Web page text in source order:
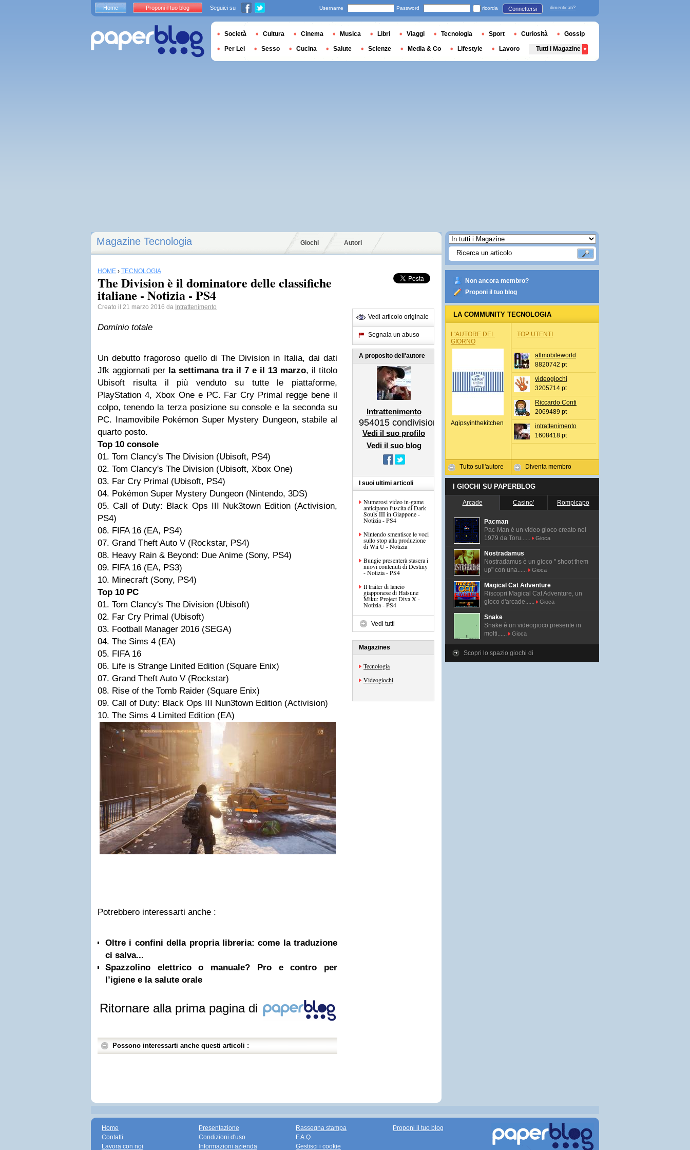
Magazine Tecnologia Giochi Autori
HOME › TECNOLOGIA
The Division è il dominatore delle classifiche
italiane - Notizia - PS4
Creato il 21 marzo 2016 da Intrattenimento
Dominio totale
Un debutto fragoroso quello di The Division in Italia, dai dati
Jfk aggiornati per la settimana tra il 7 e il 13 marzo, il titolo
Ubisoft risulta il più venduto su tutte le piattaforme,
PlayStation 4, Xbox One e PC. Far Cry Primal regge bene il
colpo, tenendo la terza posizione su console e la seconda su
PC. Inamovibile Pokémon Super Mystery Dungeon, stabile al
quarto posto.
Top 10 console
01. Tom Clancy's The Division (Ubisoft, PS4)
02. Tom Clancy's The Division (Ubisoft, Xbox One)
03. Far Cry Primal (Ubisoft, PS4)
04. Pokémon Super Mystery Dungeon (Nintendo, 3DS)
05. Call of Duty: Black Ops III Nuk3town Edition (Activision,
PS4)
06. FIFA 16 (EA, PS4)
07. Grand Theft Auto V (Rockstar, PS4)
08. Heavy Rain & Beyond: Due Anime (Sony, PS4)
09. FIFA 16 (EA, PS3)
10. Minecraft (Sony, PS4)
Top 10 PC
01. Tom Clancy's The Division (Ubisoft)
02. Far Cry Primal (Ubisoft)
03. Football Manager 2016 (SEGA)
04. The Sims 4 (EA)
05. FIFA 16
06. Life is Strange Linited Edition (Square Enix)
07. Grand Theft Auto V (Rockstar)
08. Rise of the Tomb Raider (Square Enix)
09. Call of Duty: Black Ops III Nun3town Edition (Activision)
10. The Sims 4 Limited Edition (EA)
Potrebbero interessarti anche :
Oltre i confini della propria libreria: come la traduzione
ci salva...
Spazzolino elettrico o manuale? Pro e contro per
l’igiene e la salute orale
Ritornare alla prima pagina di
Possono interessarti anche questi articoli :
Vedi articolo originale
Segnala un abuso
A proposito dell'autore
Intrattenimento
954015 condivisioni
Vedi il suo profilo
Vedi il suo blog
I suoi ultimi articoli
Numerosi video in-game
anticipano l'uscita di Dark
Souls III in Giappone -
Notizia - PS4
Nintendo smentisce le voci
sullo stop alla produzione
di Wii U - Notizia
Bungie presenterà stasera i
nuovi contenuti di Destiny
- Notizia - PS4
Il trailer di lancio
giapponese di Hatsune
Miku: Project Diva X -
Notizia - PS4
Vedi tutti
Magazines
Tecnologia
Videogiochi
Non ancora membro?
Proponi il tuo blog
LA COMMUNITY TECNOLOGIA
L'AUTORE DEL
GIORNO
Agipsyinthekitchen
Tutto sull'autore
TOP UTENTI
allmobileworld
8820742 pt
videogiochi
3205714 pt
Riccardo Conti
2069489 pt
intrattenimento
1608418 pt
Diventa membro
I GIOCHI SU PAPERBLOG
Arcade Casino' Rompicapo
Pacman
Pac-Man é un video gioco creato nel
1979 da Toru......
Gioca
Nostradamus
Nostradamus è un gioco " shoot them
up" con una......
Gioca
Magical Cat Adventure
Riscopri Magical Cat Adventure, un
gioco d'arcade......
Gioca
Snake
Snake è un videogioco presente in
molti......
Gioca
Scopri lo spazio giochi di
Home Proponi il tuo blog Seguici su Username Password ricorda Connettersi dimenticati?
Società Cultura Cinema Musica Libri Viaggi Tecnologia Sport Curiosità Gossip
Per Lei Sesso Cucina Salute Scienze Media & Co Lifestyle Lavoro Tutti i Magazine
Home
Contatti
Lavora con noi
Presentazione
Condizioni d'uso
Informazioni azienda
Rassegna stampa
F.A.Q.
Gestisci i cookie
Proponi il tuo blog